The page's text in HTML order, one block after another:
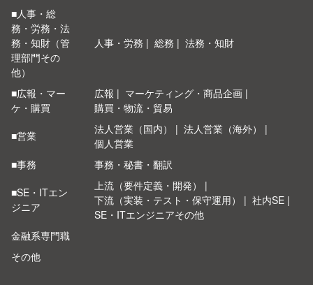
■人事・総
務・労務・法
務・知財（管
理部門その
他）
人事・労務 総務 法務・知財
■広報・マー
ケ・購買
広報
マーケティング・商品企画
購買・物流・貿易
■営業
法人営業（国内）
法人営業（海外）
個人営業
■事務
事務・秘書・翻訳
■SE・ITエン
ジニア
上流（要件定義・開発）
下流（実装・テスト・保守運用）
社内SE
SE・ITエンジニアその他
金融系専門職
その他